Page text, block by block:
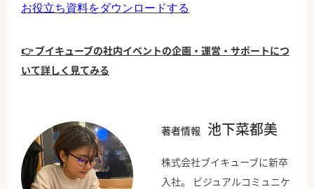
お役立ち資料をダウンロードする
👉 ブイキューブの社内イベントの企画・運営・サポートにつ
いて詳しく見てみる
著者情報 池下菜都美
株式会社ブイキューブに新卒
入社。 ビジュアルコミュニケ